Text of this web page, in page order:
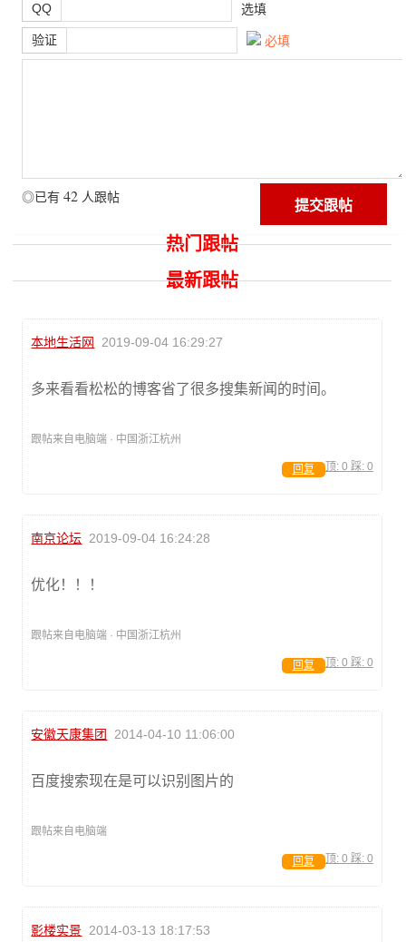
QQ 选填
验证 必填
◎已有 42 人跟帖
热门跟帖
最新跟帖
本地生活网 2019-09-04 16:29:27
多来看看松松的博客省了很多搜集新闻的时间。
跟帖来自电脑端 · 中国浙江杭州
顶: 0 踩: 0
回复
南京论坛 2019-09-04 16:24:28
优化！！！
跟帖来自电脑端 · 中国浙江杭州
顶: 0 踩: 0
回复
安徽天康集团 2014-04-10 11:06:00
百度搜索现在是可以识别图片的
跟帖来自电脑端
顶: 0 踩: 0
回复
影楼实景 2014-03-13 18:17:53